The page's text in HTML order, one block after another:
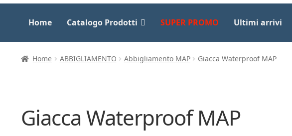
Home Catalogo Prodotti SUPER PROMO Ultimi arrivi
Home ABBIGLIAMENTO Abbigliamento MAP Giacca Waterproof MAP
Giacca Waterproof MAP